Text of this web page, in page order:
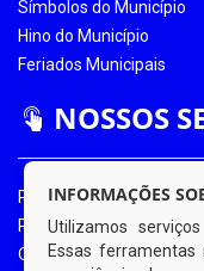
Símbolos do Município
Hino do Município
Feriados Municipais
NOSSOS
Portal da Transparência
Portal da Transparência
Ouvidoria Eletrônica
INFORMAÇÕES
Utilizamos
Essas